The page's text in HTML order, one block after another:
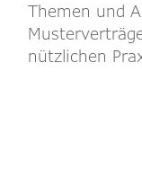
Themen und
nützlichen